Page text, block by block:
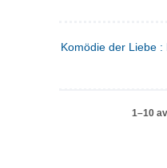
Komödie der Liebe :
1–10